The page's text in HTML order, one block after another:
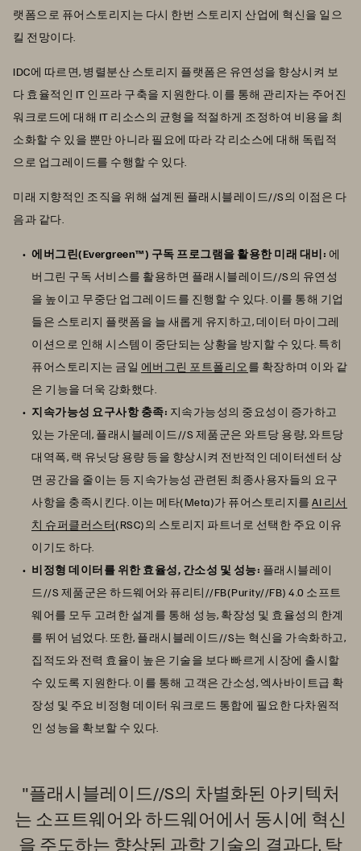
랫폼으로 퓨어스토리지는 다시 한번 스토리지 산업에 혁신을 일으
킬 전망이다.
IDC에 따르면, 병렬분산 스토리지 플랫폼은 유연성을 향상시켜 보
다 효율적인 IT 인프라 구축을 지원한다. 이를 통해 관리자는 주어진
워크로드에 대해 IT 리소스의 균형을 적절하게 조정하여 비용을 최
소화할 수 있을 뿐만 아니라 필요에 따라 각 리소스에 대해 독립적
으로 업그레이드를 수행할 수 있다.
미래 지향적인 조직을 위해 설계된 플래시블레이드//S의 이점은 다
음과 같다.
에버그린(Evergreen™) 구독 프로그램을 활용한 미래 대비: 에
버그린 구독 서비스를 활용하면 플래시블레이드//S의 유연성
을 높이고 무중단 업그레이드를 진행할 수 있다. 이를 통해 기업
들은 스토리지 플랫폼을 늘 새롭게 유지하고, 데이터 마이그레
이션으로 인해 시스템이 중단되는 상황을 방지할 수 있다. 특히
퓨어스토리지는 금일 에버그린 포트폴리오 를 확장하며 이와 같
은 기능을 더욱 강화했다.
지속가능성 요구사항 충족: 지속가능성의 중요성이 증가하고
있는 가운데, 플래시블레이드//S 제품군은 와트당 용량, 와트당
대역폭, 랙 유닛당 용량 등을 향상시켜 전반적인 데이터센터 상
면 공간을 줄이는 등 지속가능성 관련된 최종사용자들의 요구
사항을 충족시킨다. 이는 메타(Meta)가 퓨어스토리지를 AI 리서
치 슈퍼클러스터(RSC)의 스토리지 파트너로 선택한 주요 이유
이기도 하다.
비정형 데이터를 위한 효율성, 간소성 및 성능: 플래시블레이
드//S 제품군은 하드웨어와 퓨리티//FB(Purity//FB) 4.0 소프트
웨어를 모두 고려한 설계를 통해 성능, 확장성 및 효율성의 한계
를 뛰어 넘었다. 또한, 플래시블레이드//S는 혁신을 가속화하고,
집적도와 전력 효율이 높은 기술을 보다 빠르게 시장에 출시할
수 있도록 지원한다. 이를 통해 고객은 간소성, 엑사바이트급 확
장성 및 주요 비정형 데이터 워크로드 통합에 필요한 다차원적
인 성능을 확보할 수 있다.
"플래시블레이드//S의 차별화된 아키텍처
는 소프트웨어와 하드웨어에서 동시에 혁신
을 주도하는 향상된 과학 기술의 결과다. 탁